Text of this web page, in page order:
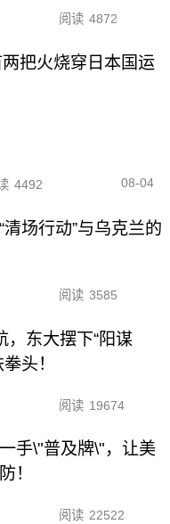
阅读 4872
把火烧穿日本国运
4492 08-04
清场行动”与乌克兰的
阅读 3585
，东大摆下“阳谋
头！
阅读 19674
手\"普及牌\"，让美
！
阅读 22522